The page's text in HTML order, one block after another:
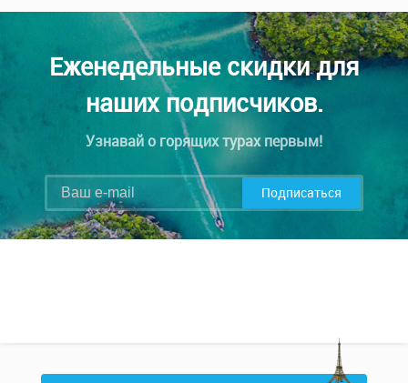
Еженедельные скидки для
наших подписчиков.
Узнавай о горящих турах первым!
Подписаться